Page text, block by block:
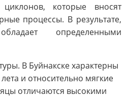
циклонов, которые вносят
процессы. В результате,
определенными
В Буйнакске характерны
и относительно мягкие
отличаются высокими